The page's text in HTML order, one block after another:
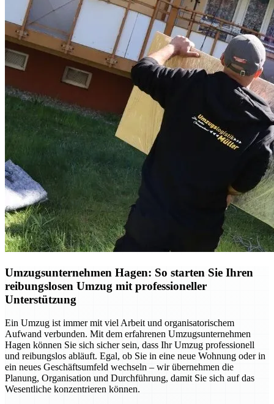
Umzugsunternehmen Hagen: So starten Sie Ihren
reibungslosen Umzug mit professioneller
Unterstützung
Ein Umzug ist immer mit viel Arbeit und organisatorischem
Aufwand verbunden. Mit dem erfahrenen Umzugsunternehmen
Hagen können Sie sich sicher sein, dass Ihr Umzug professionell
und reibungslos abläuft. Egal, ob Sie in eine neue Wohnung oder in
ein neues Geschäftsumfeld wechseln – wir übernehmen die
Planung, Organisation und Durchführung, damit Sie sich auf das
Wesentliche konzentrieren können.